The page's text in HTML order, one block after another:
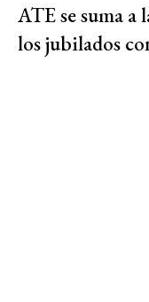
ATE se suma
los jubilados